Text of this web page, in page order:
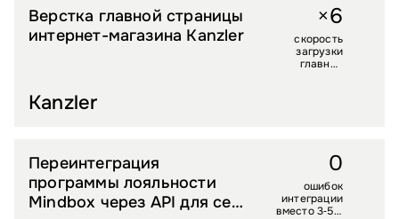
PREMIUM FASHION
Kanzler
Верстка главной страницы
интернет-магазина Kanzler
×6
скорость
загрузки
главной
DIY И СТРОЙТОВАРЫ
Переинтеграция
программы лояльности
Mindbox через API для сети
0
ошибок
интеграции
вместо 3‑5 в